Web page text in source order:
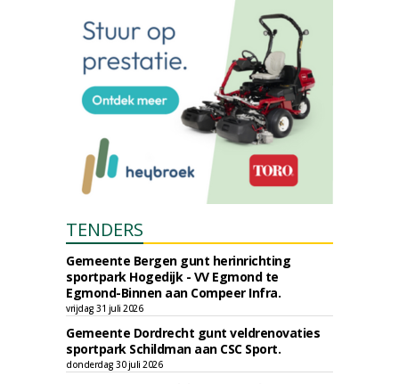
TENDERS
Gemeente Bergen gunt herinrichting
sportpark Hogedijk - VV Egmond te
Egmond-Binnen aan Compeer Infra.
vrijdag 31 juli 2026
Gemeente Dordrecht gunt veldrenovaties
sportpark Schildman aan CSC Sport.
donderdag 30 juli 2026